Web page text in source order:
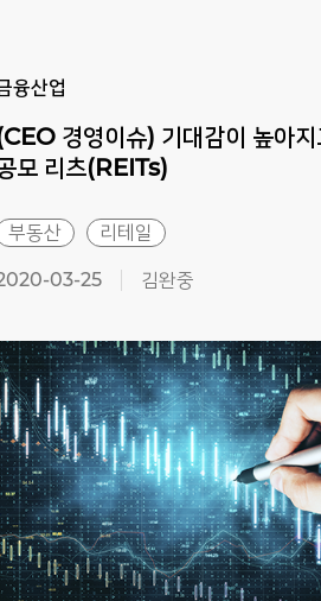
융산업
경영이슈) 기대감이 높아
모 리츠(REITs)
부동산 리테일
03-25 김완중